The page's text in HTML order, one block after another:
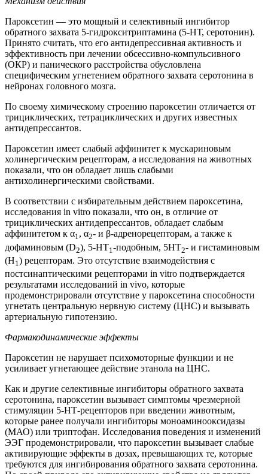
Пароксетин — это мощный и селективный ингибитор
обратного захвата 5-гидрокситриптамина (5-НТ, серотонин).
Принято считать, что его антидепрессивная активность и
эффективность при лечении обсессивно-компульсивного
(ОКР) и панического расстройства обусловлена
специфическим угнетением обратного захвата серотонина в
нейронах головного мозга.
По своему химическому строению пароксетин отличается от
трициклических, тетрациклических и других известных
антидепрессантов.
Пароксетин имеет слабый аффинитет к мускариновым
холинергическим рецепторам, а исследования на животных
показали, что он обладает лишь слабыми
антихолинергическими свойствами.
В соответствии с избирательным действием пароксетина,
исследования in vitro показали, что он, в отличие от
трициклических антидепрессантов, обладает слабым
аффинитетом к α1, α2- и β-адренорецепторам, а также к
дофаминовым (D2), 5-НТ1 -подобным, 5НТ2- и гистаминовым
(H1 ) рецепторам. Это отсутствие взаимодействия с
постсинаптическими рецепторами in vitro подтверждается
результатами исследований in vivo, которые
продемонстрировали отсутствие у пароксетина способности
угнетать центральную нервную систему (ЦНС) и вызывать
артериальную гипотензию.
Фармакодинамические эффекты
Пароксетин не нарушает психомоторные функции и не
усиливает угнетающее действие этанола на ЦНС.
Как и другие селективные ингибиторы обратного захвата
серотонина, пароксетин вызывает симптомы чрезмерной
стимуляции 5-НТ-рецепторов при введении животным,
которые ранее получали ингибиторы моноаминооксидазы
(МАО) или триптофан. Исследования поведения и изменений
ЭЭГ продемонстрировали, что пароксетин вызывает слабые
активирующие эффекты в дозах, превышающих те, которые
требуются для ингибирования обратного захвата серотонина.